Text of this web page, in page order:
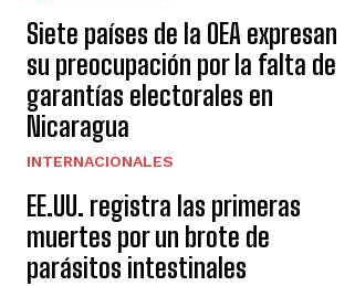
Siete países de la OEA expresan
su preocupación por la falta de
garantías electorales en
Nicaragua
INTERNACIONALES
EE.UU. registra las primeras
muertes por un brote de
parásitos intestinales